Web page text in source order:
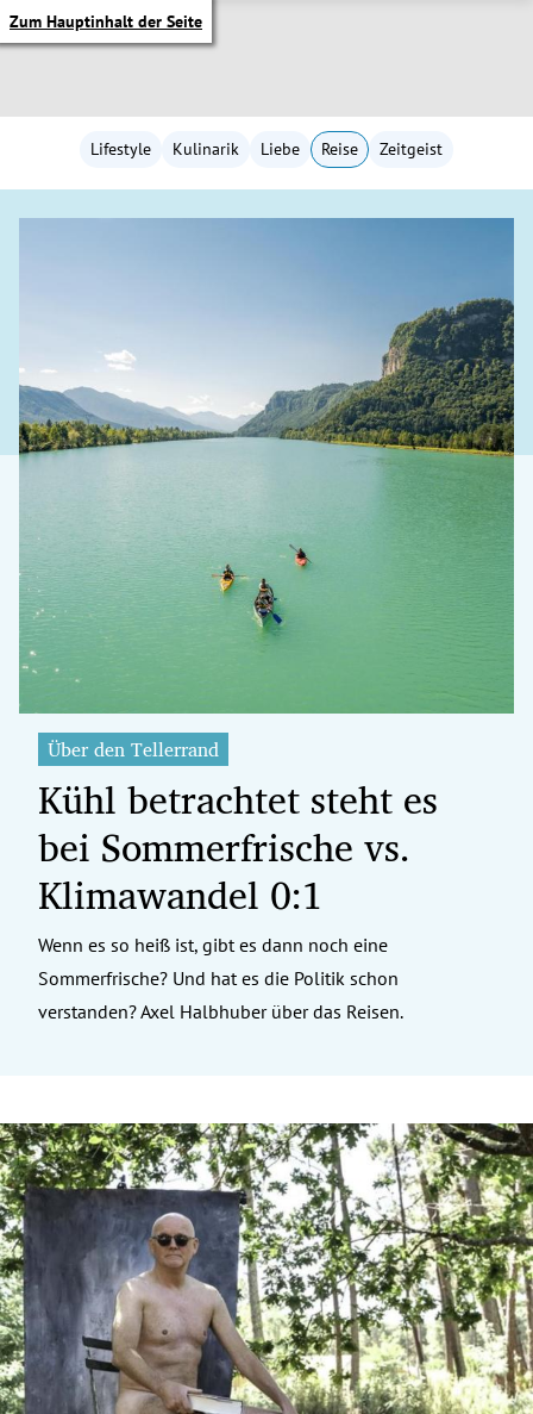
Zum Hauptinhalt der Seite
Untermenü
Untermenü
Untermenü
Untermenü
Untermenü
Untermenü
Untermenü
Untermenü
Untermenü
Lifestyle Kulinarik Liebe Reise Zeitgeist
Über den Tellerrand
Kühl betrachtet steht es
bei Sommerfrische vs.
Klimawandel 0:1
Wenn es so heiß ist, gibt es dann noch eine
Sommerfrische? Und hat es die Politik schon
verstanden? Axel Halbhuber über das Reisen.